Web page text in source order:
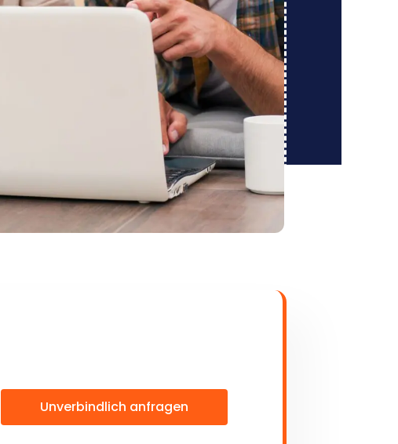
Unverbindlich anfragen